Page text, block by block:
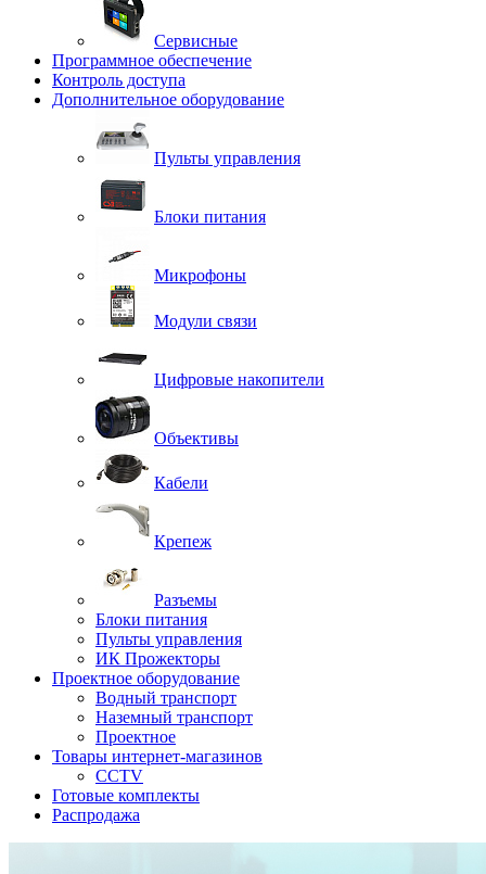
Сервисные
Программное обеспечение
Контроль доступа
Дополнительное оборудование
Пульты управления
Блоки питания
Микрофоны
Модули связи
Цифровые накопители
Объективы
Кабели
Крепеж
Разъемы
Блоки питания
Пульты управления
ИК Прожекторы
Проектное оборудование
Водный транспорт
Наземный транспорт
Проектное
Товары интернет-магазинов
CCTV
Готовые комплекты
Распродажа